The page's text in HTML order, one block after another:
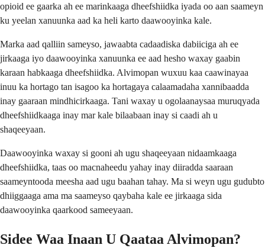
opioid ee gaarka ah ee marinkaaga dheefshiidka iyada oo aan saameyn
ku yeelan xanuunka aad ka heli karto daawooyinka kale.
Marka aad qalliin sameyso, jawaabta cadaadiska dabiiciga ah ee
jirkaaga iyo daawooyinka xanuunka ee aad hesho waxay gaabin
karaan habkaaga dheefshiidka. Alvimopan wuxuu kaa caawinayaa
inuu ka hortago tan isagoo ka hortagaya calaamadaha xannibaadda
inay gaaraan mindhicirkaaga. Tani waxay u ogolaanaysaa muruqyada
dheefshiidkaaga inay mar kale bilaabaan inay si caadi ah u
shaqeeyaan.
Daawooyinka waxay si gooni ah ugu shaqeeyaan nidaamkaaga
dheefshiidka, taas oo macnaheedu yahay inay diiradda saaraan
saameyntooda meesha aad ugu baahan tahay. Ma si weyn ugu gudubto
dhiiggaaga ama ma saameyso qaybaha kale ee jirkaaga sida
daawooyinka qaarkood sameeyaan.
Sidee Waa Inaan U Qaataa Alvimopan?